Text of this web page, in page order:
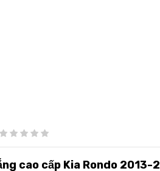
cao cấp Kia Rondo 2013-